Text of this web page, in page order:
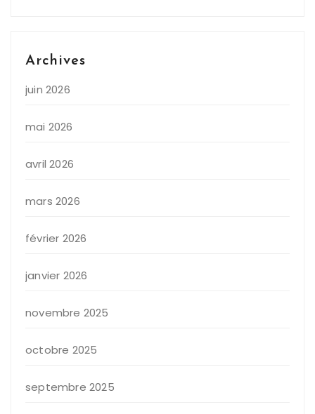
Archives
juin 2026
mai 2026
avril 2026
mars 2026
février 2026
janvier 2026
novembre 2025
octobre 2025
septembre 2025